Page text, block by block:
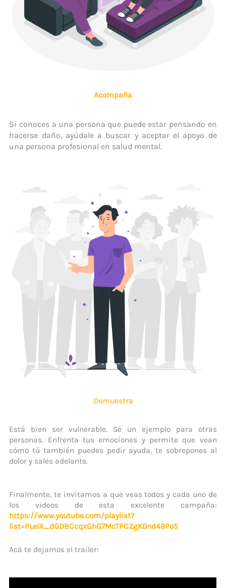
Acompaña
Si conoces a una persona que puede estar pensando en
hacerse daño, ayúdale a buscar y aceptar el apoyo de
una persona profesional en salud mental.
Demuestra
Está bien ser vulnerable. Sé un ejemplo para otras
personas. Enfrenta tus emociones y permite que vean
cómo tú también puedes pedir ayuda, te sobrepones al
dolor y sales adelante.
Finalmente, te invitamos a que veas todos y cada uno de
los videos de esta excelente campaña:
https://www.youtube.com/playlist?
list=PLeIX_dGDBCcqxGhG7McTPCZgK0nd49Po5
Acá te dejamos el trailer: